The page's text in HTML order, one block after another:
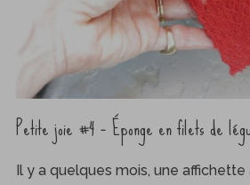
Petite joie #4 – Éponge en filets de
Il y a quelques mois, une affichette